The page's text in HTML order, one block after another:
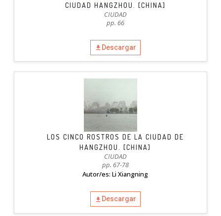
CIUDAD HANGZHOU. [CHINA]
CIUDAD
pp. 66
Descargar
LOS CINCO ROSTROS DE LA CIUDAD DE
HANGZHOU. [CHINA]
CIUDAD
pp. 67-78
Autor/es: Li Xiangning
Descargar